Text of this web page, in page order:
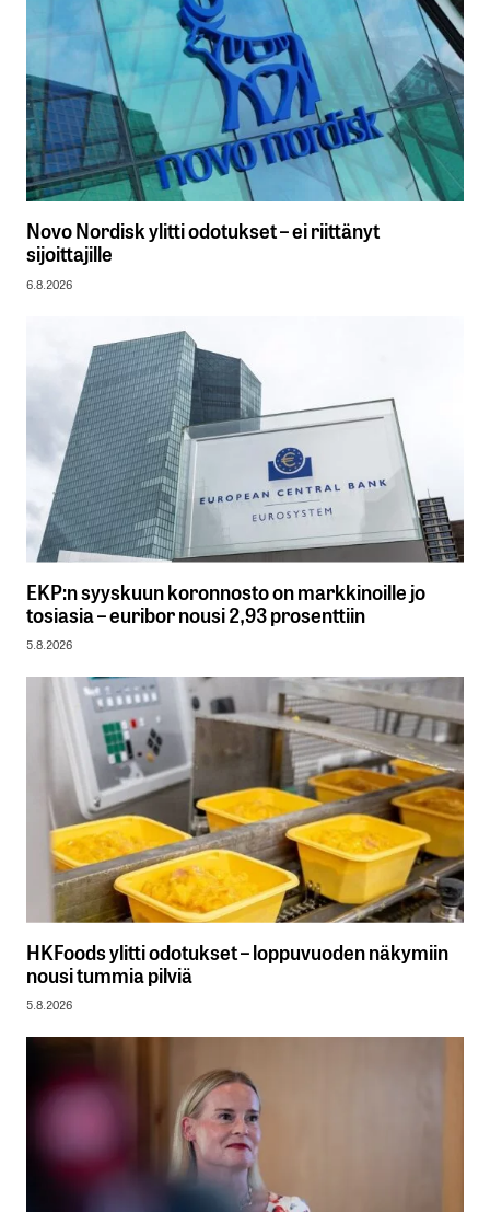
Novo Nordisk ylitti odotukset – ei riittänyt
sijoittajille
6.8.2026
EKP:n syyskuun koronnosto on markkinoille jo
tosiasia – euribor nousi 2,93 prosenttiin
5.8.2026
HKFoods ylitti odotukset – loppuvuoden näkymiin
nousi tummia pilviä
5.8.2026